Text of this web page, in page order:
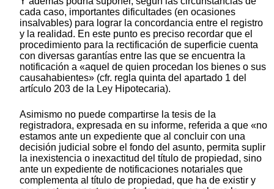
cada caso, importantes dificultades (en ocasiones
insalvables) para lograr la concordancia entre el registro
y la realidad. En este punto es preciso recordar que el
procedimiento para la rectificación de superficie cuenta
con diversas garantías entre las que se encuentra la
notificación a «aquel de quien procedan los bienes o sus
causahabientes» (cfr. regla quinta del apartado 1 del
artículo 203 de la Ley Hipotecaria).
Asimismo no puede compartirse la tesis de la
registradora, expresada en su informe, referida a que «no
estamos ante un expediente que al concluir con una
decisión judicial sobre el fondo del asunto, permita suplir
la inexistencia o inexactitud del título de propiedad, sino
ante un expediente de notificaciones notariales que
complementa al título de propiedad, que ha de existir y